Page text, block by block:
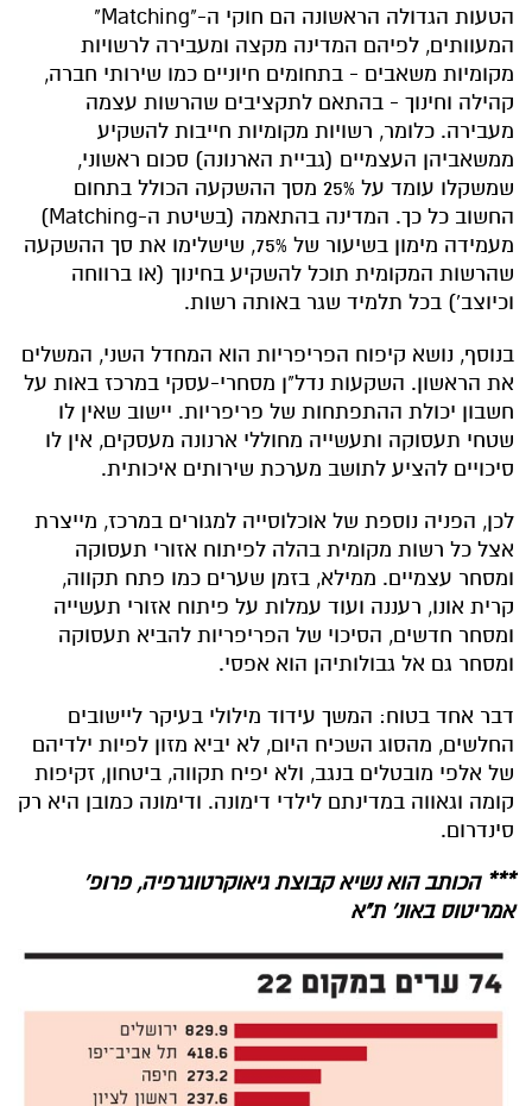
הטעות הגדולה הראשונה הם חוקי ה-"Matching"
המעוותים, לפיהם המדינה מקצה ומעבירה לרשויות
מקומיות משאבים - בתחומים חיוניים כמו שירותי חברה,
קהילה וחינוך - בהתאם לתקציבים שהרשות עצמה
מעבירה. כלומר, רשויות מקומיות חייבות להשקיע
ממשאביהן העצמיים (גביית הארנונה) סכום ראשוני,
שמשקלו עומד על 25% מסך ההשקעה הכולל בתחום
החשוב כל כך. המדינה בהתאמה (בשיטת ה-Matching)
מעמידה מימון בשיעור של 75%, שישלימו את סך ההשקעה
שהרשות המקומית תוכל להשקיע בחינוך (או ברווחה
וכיוצב') בכל תלמיד שגר באותה רשות.
בנוסף, נושא קיפוח הפריפריות הוא המחדל השני, המשלים
את הראשון. השקעות נדל"ן מסחרי-עסקי במרכז באות על
חשבון יכולת ההתפתחות של פריפריות. יישוב שאין לו
שטחי תעסוקה ותעשייה מחוללי ארנונה מעסקים, אין לו
סיכויים להציע לתושב מערכת שירותים איכותית.
לכן, הפניה נוספת של אוכלוסייה למגורים במרכז, מייצרת
אצל כל רשות מקומית בהלה לפיתוח אזורי תעסוקה
ומסחר עצמיים. ממילא, בזמן שערים כמו פתח תקווה,
קרית אונו, רעננה ועוד עמלות על פיתוח אזורי תעשייה
ומסחר חדשים, הסיכוי של הפריפריות להביא תעסוקה
ומסחר גם אל גבולותיהן הוא אפסי.
דבר אחד בטוח: המשך עידוד מילולי בעיקר ליישובים
החלשים, מהסוג השכיח היום, לא יביא מזון לפיות ילדיהם
של אלפי מובטלים בנגב, ולא יפיח תקווה, ביטחון, זקיפות
קומה וגאווה במדינתם לילדי דימונה. ודימונה כמובן היא רק
סינדרום.
*** הכותב הוא נשיא קבוצת גיאוקרטוגרפיה, פרופ'
אמריטוס באונ' ת"א